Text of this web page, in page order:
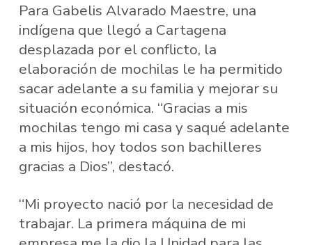
Para Gabelis Alvarado Maestre, una
indígena que llegó a Cartagena
desplazada por el conflicto, la
elaboración de mochilas le ha permitido
sacar adelante a su familia y mejorar su
situación económica. “Gracias a mis
mochilas tengo mi casa y saqué adelante
a mis hijos, hoy todos son bachilleres
gracias a Dios”, destacó.
“Mi proyecto nació por la necesidad de
trabajar. La primera máquina de mi